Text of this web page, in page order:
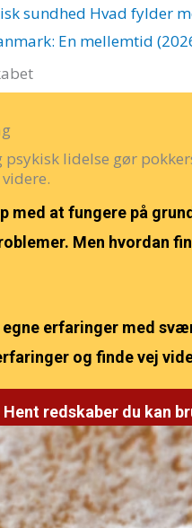
sundhed Hvad fylder
En mellemtid
lidelse gør
med at fungere på
Men hvordan
erfaringer med
og finde vej
redskaber du kan